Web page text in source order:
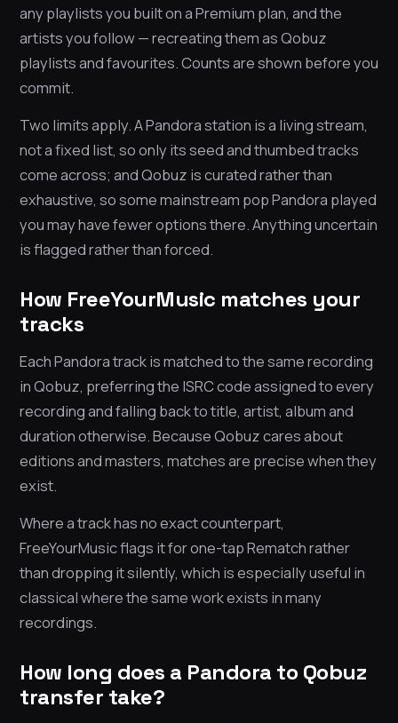
any playlists you built on a Premium plan, and the
artists you follow — recreating them as Qobuz
playlists and favourites. Counts are shown before you
commit.
Two limits apply. A Pandora station is a living stream,
not a fixed list, so only its seed and thumbed tracks
come across; and Qobuz is curated rather than
exhaustive, so some mainstream pop Pandora played
you may have fewer options there. Anything uncertain
is flagged rather than forced.
How FreeYourMusic matches your
tracks
Each Pandora track is matched to the same recording
in Qobuz, preferring the ISRC code assigned to every
recording and falling back to title, artist, album and
duration otherwise. Because Qobuz cares about
editions and masters, matches are precise when they
exist.
Where a track has no exact counterpart,
FreeYourMusic flags it for one-tap Rematch rather
than dropping it silently, which is especially useful in
classical where the same work exists in many
recordings.
How long does a Pandora to Qobuz
transfer take?